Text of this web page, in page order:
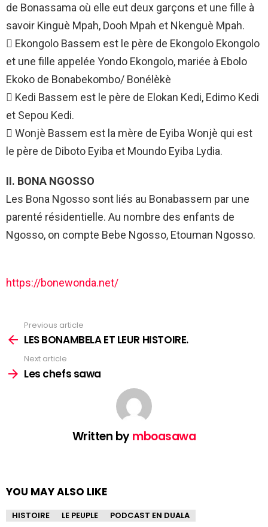
de Bonassama où elle eut deux garçons et une fille à
savoir Kinguè Mpah, Dooh Mpah et Nkenguè Mpah.
 Ekongolo Bassem est le père de Ekongolo Ekongolo
et une fille appelée Yondo Ekongolo, mariée à Ebolo
Ekoko de Bonabekombo/ Bonélèkè
 Kedi Bassem est le père de Elokan Kedi, Edimo Kedi
et Sepou Kedi.
 Wonjè Bassem est la mère de Eyiba Wonjè qui est
le père de Diboto Eyiba et Moundo Eyiba Lydia.
II. BONA NGOSSO
Les Bona Ngosso sont liés au Bonabassem par une
parenté résidentielle. Au nombre des enfants de
Ngosso, on compte Bebe Ngosso, Etouman Ngosso.
https://bonewonda.net/
more
Previous article
LES BONAMBELA ET LEUR HISTOIRE.
Next article
Les chefs sawa
Written bymboasawa
YOU MAY ALSO LIKE
HISTOIRE LE PEUPLE PODCAST EN DUALA